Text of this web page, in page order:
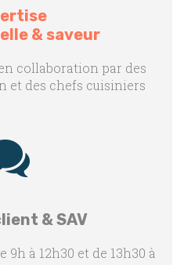
& saveur
collaboration par des
et des chefs cuisiniers
& SAV
9h à 12h30 et de 13h30 à